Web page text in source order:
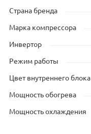
Страна бренда
Марка компрессора
Инвертор
Режим работы
Цвет внутреннего блока
Мощность обогрева
Мощность охлаждения